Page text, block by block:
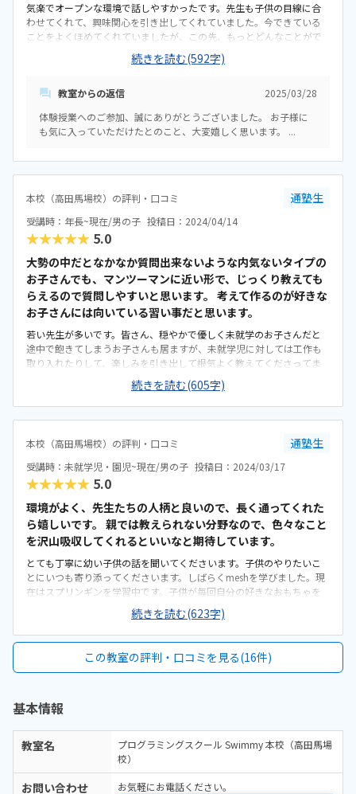
気楽でオープンな環境で話しやすかったです。先生も子供の目線に合
わせてくれて、興味関心を引き出してくれていました。今できている
ことをよくほめてくれていましたが、この先、もっとどんなことがで
きるのかをイメージさせてくれたよかったです。プログラミングとい
うとパソコンの中だけで動かすものというイメージでしたが、IoT機器
野にも興味をもててよかったです。我が家から徒歩３分の地元なので
ラッグストア、１分のところにコンビニなど、子供たちの教室後の買い
食いの楽しみにもなります。オープンで落ち着いていて、クラシックの
く、お迎えの親も気楽に入れて待てる空間と思います。安くない部類
ですが、ほぼマンツーマン、子供のペースに合わせてくれるところな
どを考えると相応と思います。入会金は、応相談で、兄弟で入会する
と、一人分は免除など、いろいろ考えてくれます。プログラム主体です
が、各種の半導体を使用したセンサー類や基盤を使うので、機械的な
仕組みまで教えてもらえると、より幅が広がり、関心も深まるのでは
もしそういう知識も教えてくれるなら本当によい教室と思います。
続きを読む(592字)
教室からの返信
2025/03/28
体験授業へのご参加、誠にありがとうございました。 お子様に
も気に入っていただけたとのこと、大変嬉しく思います。 ...
本校（高田馬場校）の評判・口コミ 通塾生
受講時：年長~現在/男の子 投稿日：2024/04/14
★★★★★ 5.0
大勢の中だとなかなか質問出来ないような内気ないタイプの
お子さんでも、マンツーマンに近い形で、じっくり教えても
らえるので質問しやすいと思います。 考えて作るのが好きな
お子さんには向いている習い事だと思います。
若い先生が多いです。皆さん、穏やかで優しく未就学のお子さんだと
途中で飽きてしまうお子さんも居ますが、未就学児に対しては工作も
取り入れたりして、楽しみを引き出して根気よく教えてくださってま
す。カリキュラムが組まれていて、それに沿って進めていく方式です。
毎回授業あとは今日やった事と授業の理解度等を先生が報告してくれ
て、親に共有してくださいます。高田馬場校は駅から徒歩5分程度でア
クセスは良いです。一つ信号のある横断歩道を渡りますが、駅から教
思います。高田馬場高はビルの6階で、教室は、明るく綺麗です。生徒
が使う教室は、二部屋あり、子供が未就学時の時は奥の部屋を使う事
が多かったです。小学生になって手前の部屋を使う事が多くなったの
で、ある程度配慮して分けているのかな、と思います。子ども2人に1
人の先生がついてくださるので、その点を鑑みて料金は妥当だと思い
ます。初めての習い事、何が好きなのか、何をやりたいのか親も手探
りだったので、興味ありそうな習い事にはとりあえず体験に全て行っ
てみました。スイミーもその一つだったのですが、もともとマイクラ
が好きだったので自分の組み立てたロジックで音が出たり、反応する
プログラムを作る過程が楽しかったようで1年間楽しく通っています。
悪いという程ではないですが、毎回先生が異なり先生の指定はできま
続きを読む(605字)
本校（高田馬場校）の評判・口コミ 通塾生
受講時：未就学児・園児~現在/男の子 投稿日：2024/03/17
★★★★★ 5.0
環境がよく、先生たちの人柄と良いので、長く通ってくれた
ら嬉しいです。 親では教えられない分野なので、色々なこと
を沢山吸収してくれるといいなと期待しています。
とても丁寧に幼い子供の話を聞いてくださいます。子供のやりたいこ
とにいつも寄り添ってくださいます。しばらくmeshを学びました。現
在はスプリンギンを学習中です。子供が毎回自分の好きなおもちゃを
持って行くのですが、それを使って何か新しいプログラムを作ろうと
してくださるので、ありがたいです。駅から少し歩く印象です。家から
遠いのですが、子供が気に入っているので頑張って通っています。高
揃っている感じで、無駄がなく好みです。男の子のトイレの水回りが
荒れていることがあります。高いと思いますが、マンツーマンのこと
います。毎回タイピングの時間があるのですが、少しずつ覚えてきて
通っているのですが、親が何も教えないのにアルファベットを覚えて
いて驚いた記憶があります。あまり思いつきませんが、強いてあげる
なら、すごく若い先生が教えてくださることがあって、あまり社交的
ではないタイプの方だと、子供と先生でしばし無言の時間があったり
続きを読む(623字)
この教室の評判・口コミを見る(16件)
基本情報
教室名
プログラミングスクール Swimmy 本校（高田馬場
校）
お問い合わせ お気軽にお電話ください。